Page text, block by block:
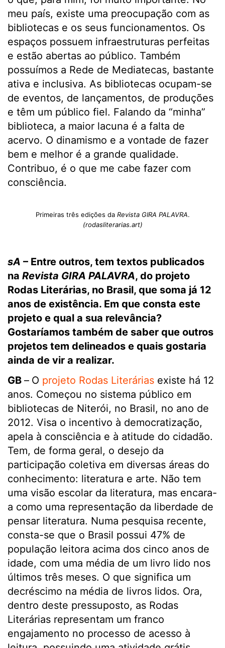
meu país, existe uma preocupação com as
bibliotecas e os seus funcionamentos. Os
espaços possuem infraestruturas perfeitas
e estão abertas ao público. Também
possuímos a Rede de Mediatecas, bastante
ativa e inclusiva. As bibliotecas ocupam-se
de eventos, de lançamentos, de produções
e têm um público fiel. Falando da “minha”
biblioteca, a maior lacuna é a falta de
acervo. O dinamismo e a vontade de fazer
bem e melhor é a grande qualidade.
Contribuo, é o que me cabe fazer com
consciência.
Primeiras três edições da Revista GIRA PALAVRA.
(rodasliterarias.art)
sA – Entre outros, tem textos publicados
na Revista GIRA PALAVRA, do projeto
Rodas Literárias, no Brasil, que soma já 12
anos de existência. Em que consta este
projeto e qual a sua relevância?
Gostaríamos também de saber que outros
projetos tem delineados e quais gostaria
ainda de vir a realizar.
GB – O projeto Rodas Literárias existe há 12
anos. Começou no sistema público em
bibliotecas de Niterói, no Brasil, no ano de
2012. Visa o incentivo à democratização,
apela à consciência e à atitude do cidadão.
Tem, de forma geral, o desejo da
participação coletiva em diversas áreas do
conhecimento: literatura e arte. Não tem
uma visão escolar da literatura, mas encara-
a como uma representação da liberdade de
pensar literatura. Numa pesquisa recente,
consta-se que o Brasil possui 47% de
população leitora acima dos cinco anos de
idade, com uma média de um livro lido nos
últimos três meses. O que significa um
decréscimo na média de livros lidos. Ora,
dentro deste pressuposto, as Rodas
Literárias representam um franco
engajamento no processo de acesso à